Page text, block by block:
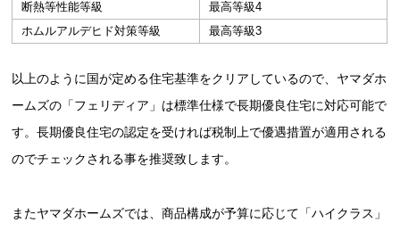
断熱等性能等級
最高等級4
ホムルアルデヒド対策等級
最高等級3
以上のように国が定める住宅基準をクリアしているので、ヤマダホ
ームズの「フェリディア」は標準仕様で長期優良住宅に対応可能で
す。長期優良住宅の認定を受ければ税制上で優遇措置が適用される
のでチェックされる事を推奨致します。
またヤマダホームズでは、商品構成が予算に応じて「ハイクラス」